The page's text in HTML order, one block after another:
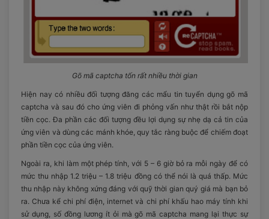
Gõ mã captcha tốn rất nhiều thời gian
Hiện nay có nhiều đối tượng đăng các mẩu tin tuyển dụng gõ mã
captcha và sau đó cho ứng viên đi phỏng vấn như thật rồi bắt nộp
tiền cọc. Đa phần các đối tượng đều lợi dụng sự nhẹ dạ cả tin của
ứng viên và dùng các mánh khóe, quy tắc ràng buộc để chiếm đoạt
phần tiền cọc của ứng viên.
Ngoài ra, khi làm một phép tính, với 5 – 6 giờ bỏ ra mỗi ngày để có
mức thu nhập 1.2 triệu – 1.8 triệu đồng có thể nói là quá thấp. Mức
thu nhập này không xứng đáng với quỹ thời gian quý giá mà bạn bỏ
ra. Chưa kể chi phí điện, internet và chi phí khấu hao máy tính khi
sử dụng, số đồng lương ít ỏi mà gõ mã captcha mang lại thực sự